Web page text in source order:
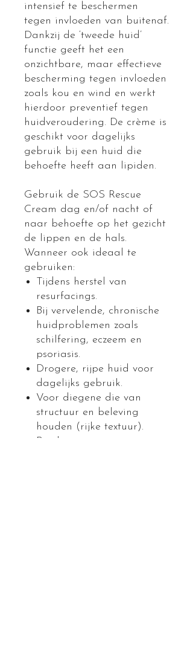
intensief te beschermen
tegen invloeden van buitenaf.
Dankzij de ‘tweede huid’
functie geeft het een
onzichtbare, maar effectieve
bescherming tegen invloeden
zoals kou en wind en werkt
hierdoor preventief tegen
huidveroudering. De crème is
geschikt voor dagelijks
gebruik bij een huid die
behoefte heeft aan lipiden.
Gebruik de SOS Rescue
Cream dag en/of nacht of
naar behoefte op het gezicht
de lippen en de hals.
Wanneer ook ideaal te
gebruiken:
Tijdens herstel van
resurfacings.
Bij vervelende, chronische
huidproblemen zoals
schilfering, eczeem en
psoriasis.
Drogere, rijpe huid voor
dagelijks gebruik.
Voor diegene die van
structuur en beleving
houden (rijke textuur).
Beschermt tegen extreme